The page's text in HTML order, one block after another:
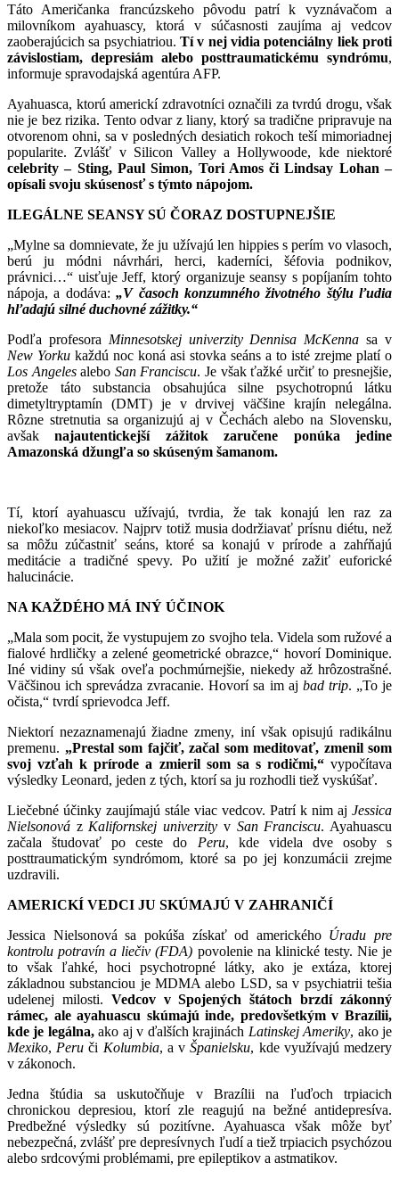
Táto Američanka francúzskeho pôvodu patrí k vyznávačom a
milovníkom ayahuascy, ktorá v súčasnosti zaujíma aj vedcov
zaoberajúcich sa psychiatriou. Tí v nej vidia potenciálny liek proti
závislostiam, depresiám alebo posttraumatickému syndrómu,
informuje spravodajská agentúra AFP.
Ayahuasca, ktorú americkí zdravotníci označili za tvrdú drogu, však
nie je bez rizika. Tento odvar z liany, ktorý sa tradične pripravuje na
otvorenom ohni, sa v posledných desiatich rokoch teší mimoriadnej
popularite. Zvlášť v Silicon Valley a Hollywoode, kde niektoré
celebrity – Sting, Paul Simon, Tori Amos či Lindsay Lohan –
opísali svoju skúsenosť s týmto nápojom.
ILEGÁLNE SEANSY SÚ ČORAZ DOSTUPNEJŠIE
„Mylne sa domnievate, že ju užívajú len hippies s perím vo vlasoch,
berú ju módni návrhári, herci, kaderníci, šéfovia podnikov,
právnici…“ uisťuje Jeff, ktorý organizuje seansy s popíjaním tohto
nápoja, a dodáva:„V časoch konzumného životného štýlu ľudia
hľadajú silné duchovné zážitky.“
Podľa profesora Minnesotskej univerzity Dennisa McKenna sa v
New Yorku každú noc koná asi stovka seáns a to isté zrejme platí o
Los Angelesalebo San Franciscu. Je však ťažké určiť to presnejšie,
pretože táto substancia obsahujúca silne psychotropnú látku
dimetyltryptamín (DMT) je v drvivej väčšine krajín nelegálna.
Rôzne stretnutia sa organizujú aj v Čechách alebo na Slovensku,
avšaknajautentickejší zážitok zaručene ponúka jedine
Amazonská džungľa so skúseným šamanom.
Tí, ktorí ayahuascu užívajú, tvrdia, že tak konajú len raz za
niekoľko mesiacov. Najprv totiž musia dodržiavať prísnu diétu, než
sa môžu zúčastniť seáns, ktoré sa konajú v prírode a zahŕňajú
meditácie a tradičné spevy. Po užití je možné zažiť euforické
halucinácie.
NA KAŽDÉHO MÁ INÝ ÚČINOK
„Mala som pocit, že vystupujem zo svojho tela. Videla som ružové a
fialové hrdličky a zelené geometrické obrazce,“ hovorí Dominique.
Iné vidiny sú však oveľa pochmúrnejšie, niekedy až hrôzostrašné.
Väčšinou ich sprevádza zvracanie. Hovorí sa im aj bad trip. „To je
očista,“ tvrdí sprievodca Jeff.
Niektorí nezaznamenajú žiadne zmeny, iní však opisujú radikálnu
premenu. „Prestal som fajčiť, začal som meditovať, zmenil som
svoj vzťah k prírode a zmieril som sa s rodičmi,“vypočítava
výsledky Leonard, jeden z tých, ktorí sa ju rozhodli tiež vyskúšať.
Liečebné účinky zaujímajú stále viac vedcov. Patrí k nim aj Jessica
Nielsonová z Kalifornskej univerzity v San Franciscu. Ayahuascu
začala študovať po ceste do Peru, kde videla dve osoby s
posttraumatickým syndrómom, ktoré sa po jej konzumácii zrejme
uzdravili.
AMERICKÍ VEDCI JU SKÚMAJÚ V ZAHRANIČÍ
Jessica Nielsonová sa pokúša získať od amerického Úradu pre
kontrolu potravín a liečiv (FDA) povolenie na klinické testy. Nie je
to však ľahké, hoci psychotropné látky, ako je extáza, ktorej
základnou substanciou je MDMA alebo LSD, sa v psychiatrii tešia
udelenej milosti. Vedcov v Spojených štátoch brzdí zákonný
rámec, ale ayahuascu skúmajú inde, predovšetkým v Brazílii,
kde je legálna,ako aj v ďalších krajinách Latinskej Ameriky, ako je
Mexiko, Peru či Kolumbia, a vŠpanielsku, kde využívajú medzery
v zákonoch.
Jedna štúdia sa uskutočňuje v Brazílii na ľuďoch trpiacich
chronickou depresiou, ktorí zle reagujú na bežné antidepresíva.
Predbežné výsledky sú pozitívne. Ayahuasca však môže byť
nebezpečná, zvlášť pre depresívnych ľudí a tiež trpiacich psychózou
alebo srdcovými problémami, pre epileptikov a astmatikov.